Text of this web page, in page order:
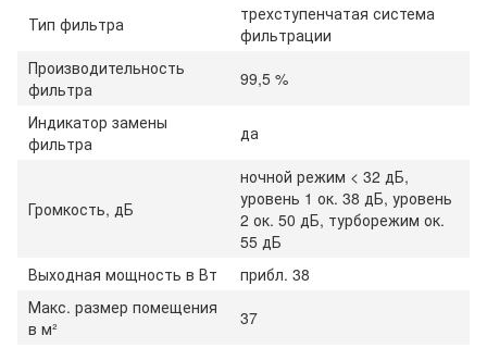
Тип фильтра
трехступенчатая система
фильтрации
Производительность
фильтра
99,5 %
Индикатор замены
фильтра
да
Громкость, дБ
ночной режим < 32 дБ,
уровень 1 ок. 38 дБ, уровень
2 ок. 50 дБ, турборежим ок.
55 дБ
Выходная мощность в Вт
прибл. 38
Макс. размер помещения
в м²
37